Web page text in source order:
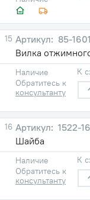
15
85-
Вилка
Наличие
Обратитесь к
консультанту
К
16
1522-
Шайба
Наличие
Обратитесь к
консультанту
К